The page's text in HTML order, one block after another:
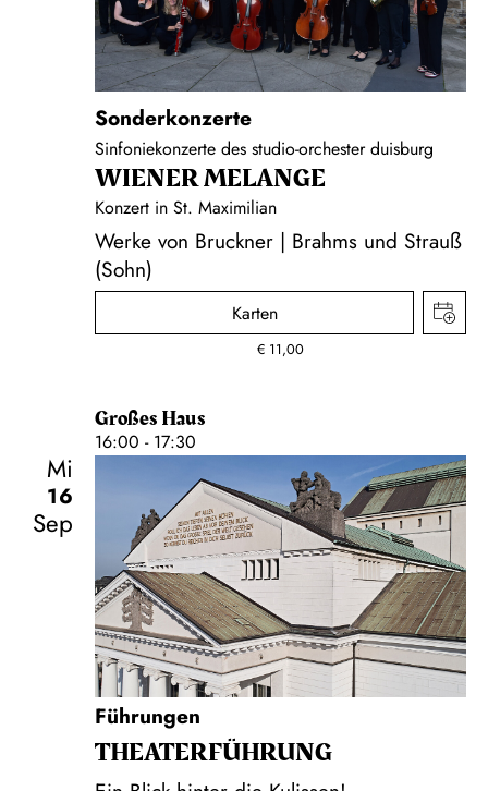
Sonderkonzerte
Sinfoniekonzerte des studio-orchester duisburg
WIENER MELANGE
Konzert in St. Maximilian
Werke von Bruckner | Brahms und Strauß
(Sohn)
Karten
€ 11,00
Großes Haus
16:00 - 17:30
Mi
16
Sep
Führungen
THEATER­FÜHR­UNG